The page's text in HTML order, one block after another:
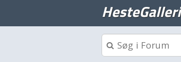
HesteGalleri